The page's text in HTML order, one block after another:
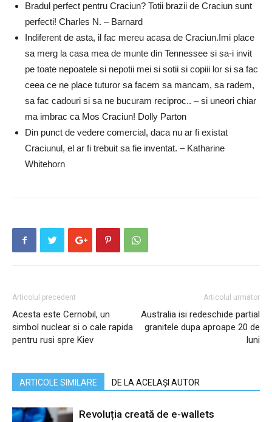
Bradul perfect pentru Craciun? Totii brazii de Craciun sunt
perfecti! Charles N. – Barnard
Indiferent de asta, il fac mereu acasa de Craciun.Imi place
sa merg la casa mea de munte din Tennessee si sa-i invit
pe toate nepoatele si nepotii mei si sotii si copiii lor si sa fac
ceea ce ne place tuturor sa facem sa mancam, sa radem,
sa fac cadouri si sa ne bucuram reciproc.. – si uneori chiar
ma imbrac ca Mos Craciun! Dolly Parton
Din punct de vedere comercial, daca nu ar fi existat
Craciunul, el ar fi trebuit sa fie inventat. – Katharine
Whitehorn
Articolul precedent
Acesta este Cernobil, un
simbol nuclear si o cale rapida
pentru rusi spre Kiev
Articolul următor
Australia isi redeschide partial
granitele dupa aproape 20 de
luni
ARTICOLE SIMILARE DE LA ACELAȘI AUTOR
Revoluția creată de e-wallets